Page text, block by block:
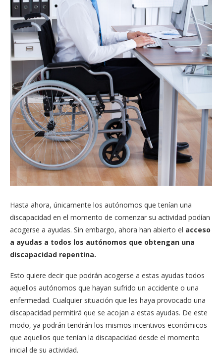
Hasta ahora, únicamente los autónomos que tenían una
discapacidad en el momento de comenzar su actividad podían
acogerse a ayudas. Sin embargo, ahora han abierto el acceso
a ayudas a todos los autónomos que obtengan una
discapacidad repentina.
Esto quiere decir que podrán acogerse a estas ayudas todos
aquellos autónomos que hayan sufrido un accidente o una
enfermedad. Cualquier situación que les haya provocado una
discapacidad permitirá que se acojan a estas ayudas. De este
modo, ya podrán tendrán los mismos incentivos económicos
que aquellos que tenían la discapacidad desde el momento
inicial de su actividad.